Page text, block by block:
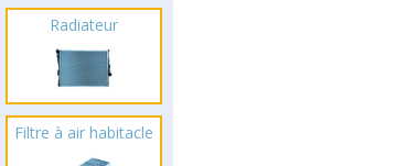
Radiateur
Filtre à air habitacle